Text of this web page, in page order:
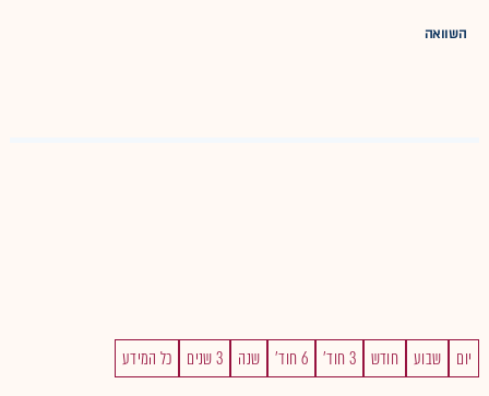
השוואה
יום שבוע חודש 3 חוד' 6 חוד' שנה 3 שנים כל המידע